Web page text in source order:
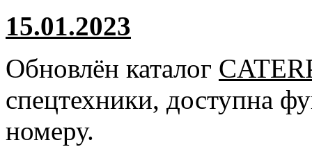
15.01.2023
Обновлён каталог
спецтехники, доступна
номеру.